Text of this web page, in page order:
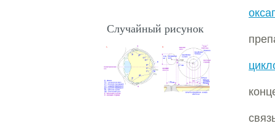
Случайный рисунок